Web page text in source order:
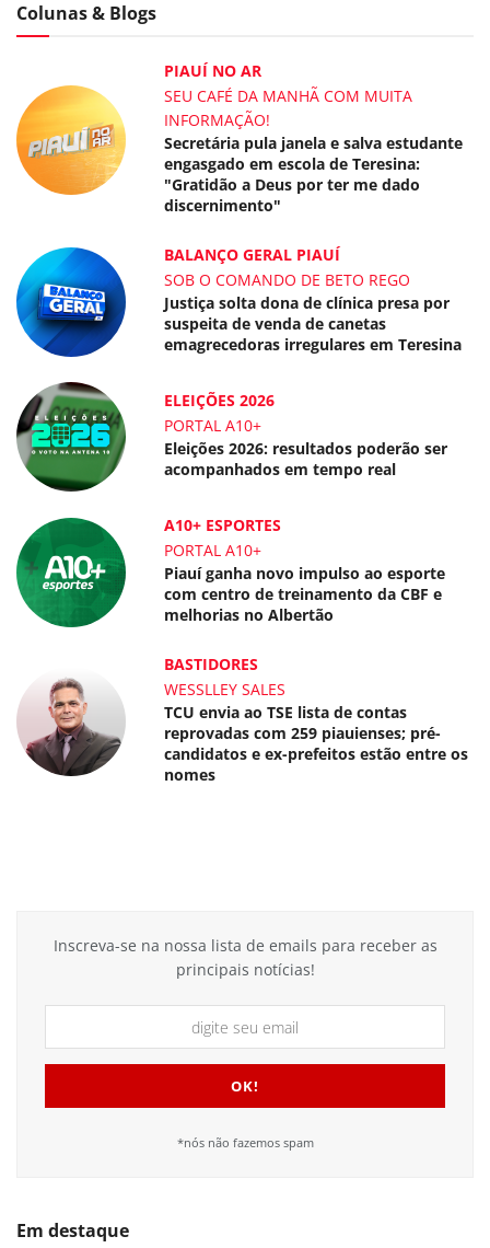
Colunas & Blogs
PIAUÍ NO AR
SEU CAFÉ DA MANHÃ COM MUITA
INFORMAÇÃO!
Secretária pula janela e salva estudante
engasgado em escola de Teresina:
"Gratidão a Deus por ter me dado
discernimento"
BALANÇO GERAL PIAUÍ
SOB O COMANDO DE BETO REGO
Justiça solta dona de clínica presa por
suspeita de venda de canetas
emagrecedoras irregulares em Teresina
ELEIÇÕES 2026
PORTAL A10+
Eleições 2026: resultados poderão ser
acompanhados em tempo real
A10+ ESPORTES
PORTAL A10+
Piauí ganha novo impulso ao esporte
com centro de treinamento da CBF e
melhorias no Albertão
BASTIDORES
WESSLLEY SALES
TCU envia ao TSE lista de contas
reprovadas com 259 piauienses; pré-
candidatos e ex-prefeitos estão entre os
nomes
Inscreva-se na nossa lista de emails para receber as
principais notícias!
*nós não fazemos spam
Em destaque